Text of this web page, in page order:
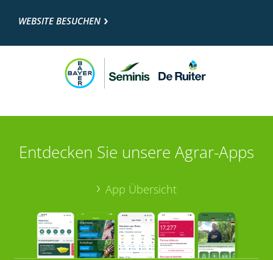
WEBSITE BESUCHEN
Entdecken Sie unsere Agrar-Apps
App Übersicht